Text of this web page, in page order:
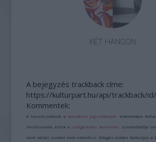
KÉT HANGON
A bejegyzés trackback címe:
https://kulturpart.hu/api/trackback/
Kommentek:
A hozzászólások avonatkozó jogszabályok értelmében
minősülnek, értük a szolgáltatás technikai üzemeltetője
nem vállal, azokat nem ellenőrzi. Kifogás esetén forduljon a